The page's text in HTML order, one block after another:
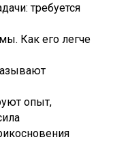
требуется
Как его легче
опыт,